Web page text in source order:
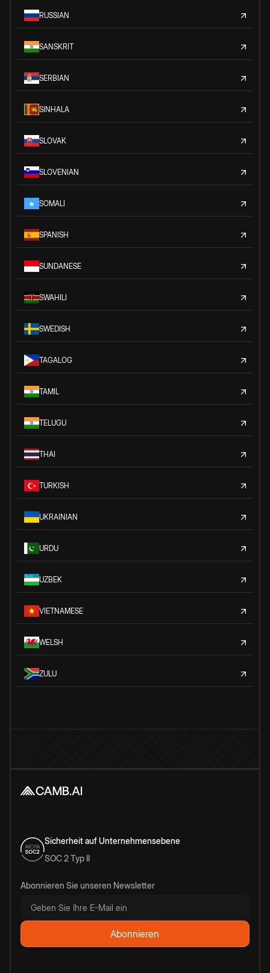
RUSSIAN
SANSKRIT
SERBIAN
SINHALA
SLOVAK
SLOVENIAN
SOMALI
SPANISH
SUNDANESE
SWAHILI
SWEDISH
TAGALOG
TAMIL
TELUGU
THAI
TURKISH
UKRAINIAN
URDU
UZBEK
VIETNAMESE
WELSH
ZULU
Sicherheit auf Unternehmensebene
SOC 2 Typ II
Abonnieren Sie unseren Newsletter